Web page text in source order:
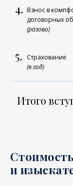
4. Взнос в
договорных
(разово)
5.
Страхование
(в год)
Итого
и